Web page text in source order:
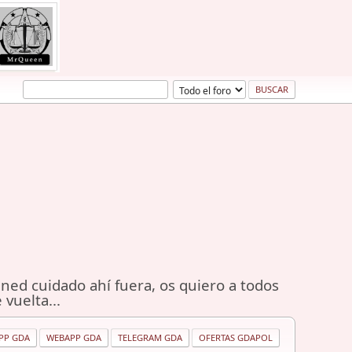
cuidado ahí fuera, os quiero a todos
vuelta...
GDA WEBAPP GDA TELEGRAM GDA OFERTAS GDAPOL